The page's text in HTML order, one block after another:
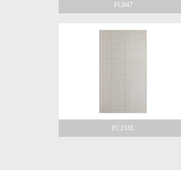
FC047
FC218L